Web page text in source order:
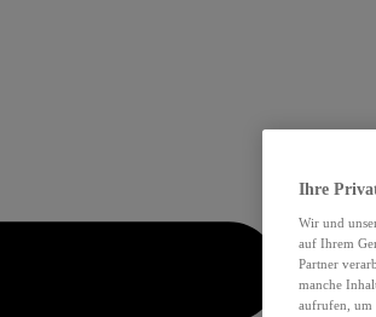
Ihre
Wir und
auf Ihrem
Partner
manche
aufrufen, um